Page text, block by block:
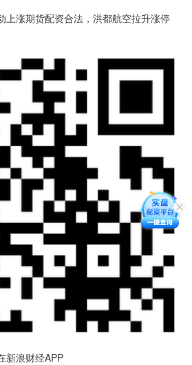
上涨期货配资合法，洪都航空拉升涨停
新浪财经APP